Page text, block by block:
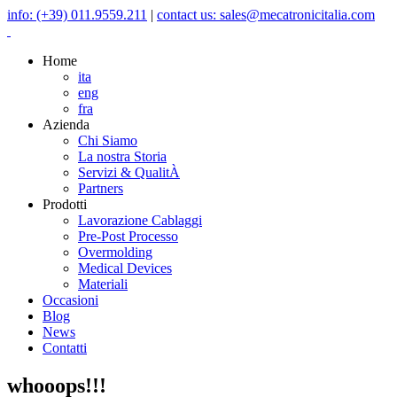
info: (+39) 011.9559.211 | contact us: sales@mecatronicitalia.com
Home
ita
eng
fra
Azienda
Chi Siamo
La nostra Storia
Servizi & QualitÀ
Partners
Prodotti
Lavorazione Cablaggi
Pre-Post Processo
Overmolding
Medical Devices
Materiali
Occasioni
Blog
News
Contatti
whooops!!!